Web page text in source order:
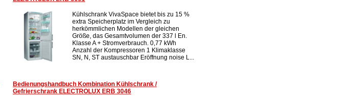
Kühlschrank VivaSpace bietet bis zu 15 %
extra Speicherplatz im Vergleich zu
herkömmlichen Modellen der gleichen
Größe, das Gesamtvolumen der 337 l En.
Klasse A + Stromverbrauch. 0,77 kWh
Anzahl der Kompressoren 1 Klimaklasse
SN, N, ST austauschbar Eröffnung noise L...
Bedienungshandbuch Kombination Kühlschrank /
Gefrierschrank ELECTROLUX ERB 3046